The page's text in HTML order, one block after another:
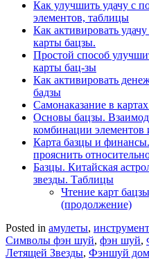
Как улучшить удачу с
элементов, таблицы
Как активировать
карты бацзы.
Простой способ
карты бац-зы
Как активировать
бадзы
Самонаказание в
Основы бацзы.
комбинации элементов
Карта базцы и
прояснить
Базцы. Китайская
звезды. Таблицы
Чтение карт
(продолжение)
Posted in амулеты,
Символы фэн шуй, фэн шуй,
Летящей Звезды, Фэншуй